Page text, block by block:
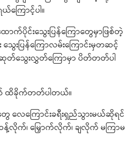
ြောင့်ပါ။
ာက်ပိုင်းသွေးပြန်ကြောတွေမှာဖြစ်တဲ့
ေးပြန်ကြောလမ်းကြောင်းမှတဆင့်
သွေးလွှတ်ကြောမှာ ပိတ်တတ်ပါ
ထိခိုက်တတ်ပါတယ်။
လေကြောင်းခရီးရှည်သွားမယ်ဆိုရင်
က်၊ မြှောက်လိုက်၊ ချလိုက် မကြာမ